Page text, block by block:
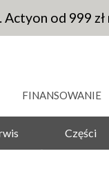
. Actyon od 999
FINANSOWANIE
Części